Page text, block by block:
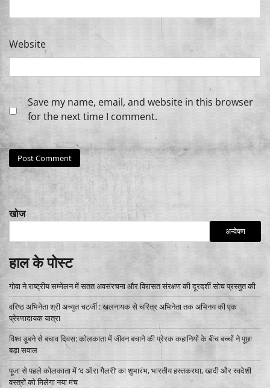
Website
Save my name, email, and website in this browser
for the next time I comment.
खोज
अन्वेषण
हाल के पोस्ट
गोवा ने राष्ट्रीय सम्मेलन में सतत अवसंरचना और विरासत संरक्षण की दूरदर्शी सोच प्रस्तुत की
वरिष्ठ अभिनेता श्री अच्युत चटर्जी : खलनायक से चरित्र अभिनेता तक अभिनय की एक
प्रेरणादायक यात्रा
विश्व डूबने से बचाव दिवस: कोलकाता में जीवन बचाने की प्रेरक कहानियों के बीच बच्चों ने पूछा
बड़ा सवाल
पूजा से पहले कोलकाता में ‘द ऑरा गैलरी’ का शुभारंभ, भारतीय हस्तकरघा, खादी और स्वदेशी
वस्त्रों को मिलेगा नया मंच